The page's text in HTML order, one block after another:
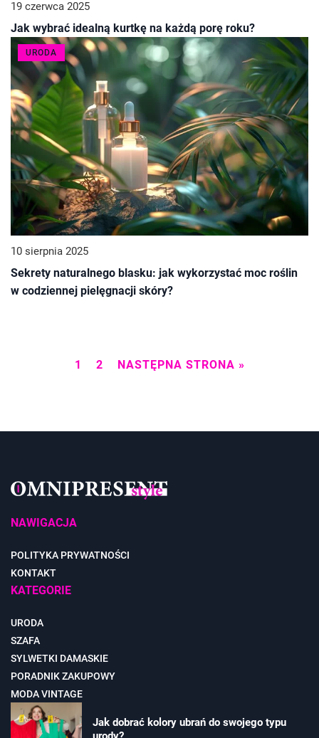
19 czerwca 2025
Jak wybrać idealną kurtkę na każdą porę roku?
URODA
10 sierpnia 2025
Sekrety naturalnego blasku: jak wykorzystać moc roślin
w codziennej pielęgnacji skóry?
1 2 NASTĘPNA STRONA »
NAWIGACJA
POLITYKA PRYWATNOŚCI
KONTAKT
KATEGORIE
URODA
SZAFA
SYLWETKI DAMASKIE
PORADNIK ZAKUPOWY
MODA VINTAGE
Jak dobrać kolory ubrań do swojego typu